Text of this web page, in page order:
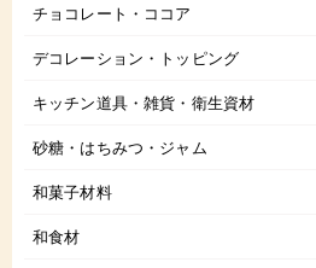
チョコレート・ココア
デコレーション・トッピング
キッチン道具・雑貨・衛生資材
砂糖・はちみつ・ジャム
和菓子材料
和食材